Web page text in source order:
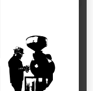
| Mo Ruhetag